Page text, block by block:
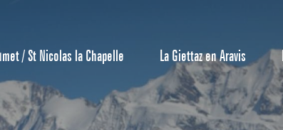
/ St Nicolas la Chapelle La Giettaz en Aravis